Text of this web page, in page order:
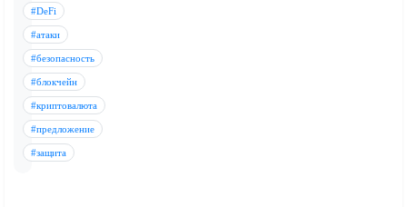
#DeFi
#атаки
#безопасность
#блокчейн
#криптовалюта
#предложение
#защита